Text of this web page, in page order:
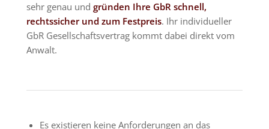
sehr genau undgründen Ihre GbR schnell,
rechtssicher und zum Festpreis. Ihr individueller
GbR Gesellschaftsvertrag kommt dabei direkt vom
Anwalt.
Es existieren keine Anforderungen an das